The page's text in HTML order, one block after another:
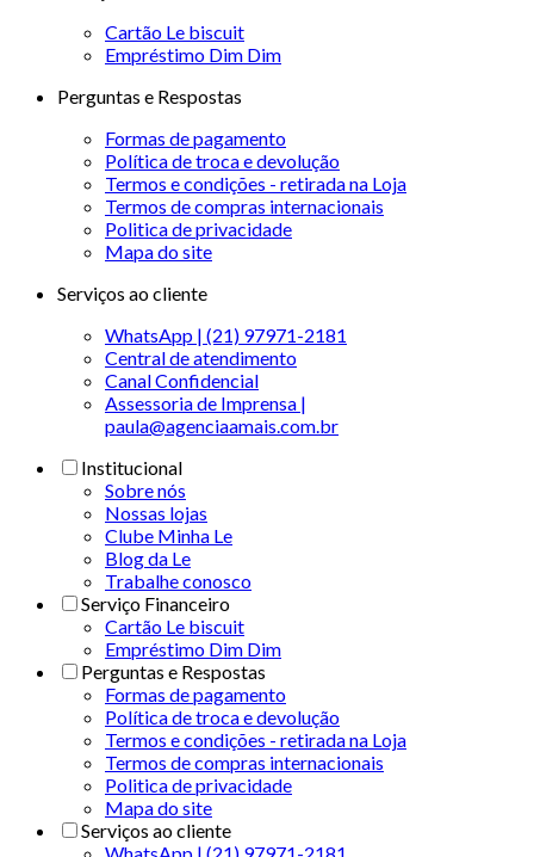
Cartão Le biscuit
Empréstimo Dim Dim
Perguntas e Respostas
Formas de pagamento
Política de troca e devolução
Termos e condições - retirada na Loja
Termos de compras internacionais
Politica de privacidade
Mapa do site
Serviços ao cliente
WhatsApp | (21) 97971-2181
Central de atendimento
Canal Confidencial
Assessoria de Imprensa |
paula@agenciaamais.com.br
Institucional
Sobre nós
Nossas lojas
Clube Minha Le
Blog da Le
Trabalhe conosco
Serviço Financeiro
Cartão Le biscuit
Empréstimo Dim Dim
Perguntas e Respostas
Formas de pagamento
Política de troca e devolução
Termos e condições - retirada na Loja
Termos de compras internacionais
Politica de privacidade
Mapa do site
Serviços ao cliente